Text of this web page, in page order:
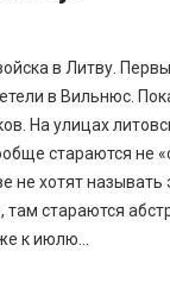
в Литву.
в Вильнюс.
На улицах
стараются не
не хотят называть
стараются
к июлю...